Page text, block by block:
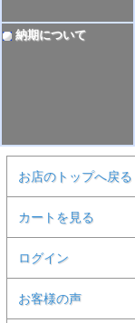
納期について
お店のトップへ戻る
カートを見る
ログイン
お客様の声